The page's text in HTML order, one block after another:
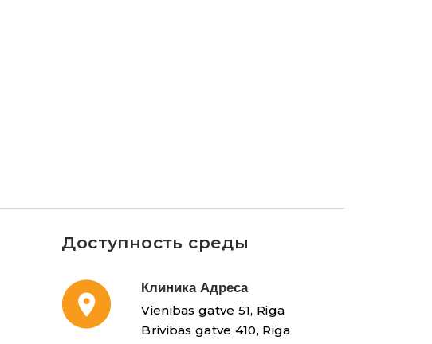
Доступность среды
Клиника Адреса
Vienibas gatve 51, Riga
Brivibas gatve 410, Riga